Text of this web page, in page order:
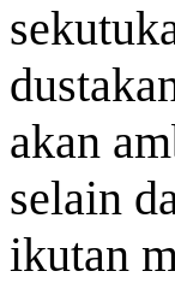
akan
selain
ikutan